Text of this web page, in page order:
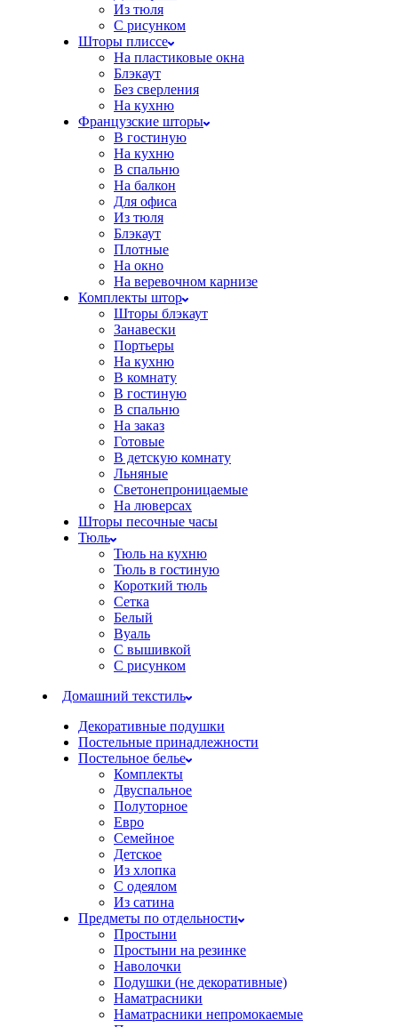
Из тюля
С рисунком
Шторы плиссе
На пластиковые окна
Блэкаут
Без сверления
На кухню
Французские шторы
В гостиную
На кухню
В спальню
На балкон
Для офиса
Из тюля
Блэкаут
Плотные
На окно
На веревочном карнизе
Комплекты штор
Шторы блэкаут
Занавески
Портьеры
На кухню
В комнату
В гостиную
В спальню
На заказ
Готовые
В детскую комнату
Льняные
Светонепроницаемые
На люверсах
Шторы песочные часы
Тюль
Тюль на кухню
Тюль в гостиную
Короткий тюль
Сетка
Белый
Вуаль
С вышивкой
С рисунком
Домашний текстиль
Декоративные подушки
Постельные принадлежности
Постельное белье
Комплекты
Двуспальное
Полуторное
Евро
Семейное
Детское
Из хлопка
С одеялом
Из сатина
Предметы по отдельности
Простыни
Простыни на резинке
Наволочки
Подушки (не декоративные)
Наматрасники
Наматрасники непромокаемые